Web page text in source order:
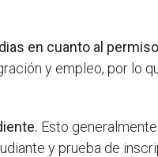
en cuanto al
y empleo, por lo
Esto
y prueba de